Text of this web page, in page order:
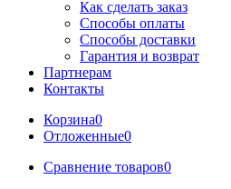
Как сделать заказ
Способы оплаты
Способы доставки
Гарантия и возврат
Партнерам
Контакты
Корзина0
Отложенные0
Сравнение товаров0